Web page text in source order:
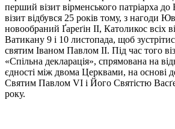
перший візит вірменського патріарха
візит відбувся 25 років тому, з нагоди
новообраний Ґареґін II, Католикос всіх
Ватикану 9 і 10 листопада, щоб
святим Іваном Павлом II. Під час того
«Спільна декларація», спрямована на
єдності між двома Церквами, на основі
Святим Павлом VI і Його Святістю
року.